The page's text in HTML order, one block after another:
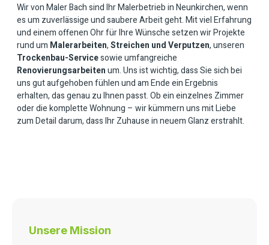
Wir von Maler Bach sind Ihr Malerbetrieb in Neunkirchen, wenn
es um zuverlässige und saubere Arbeit geht. Mit viel Erfahrung
und einem offenen Ohr für Ihre Wünsche setzen wir Projekte
rund um Malerarbeiten,Streichen und Verputzen, unseren
Trockenbau-Servicesowie umfangreiche
Renovierungsarbeitenum. Uns ist wichtig, dass Sie sich bei
uns gut aufgehoben fühlen und am Ende ein Ergebnis
erhalten, das genau zu Ihnen passt. Ob ein einzelnes Zimmer
oder die komplette Wohnung – wir kümmern uns mit Liebe
zum Detail darum, dass Ihr Zuhause in neuem Glanz erstrahlt.
Unsere Mission